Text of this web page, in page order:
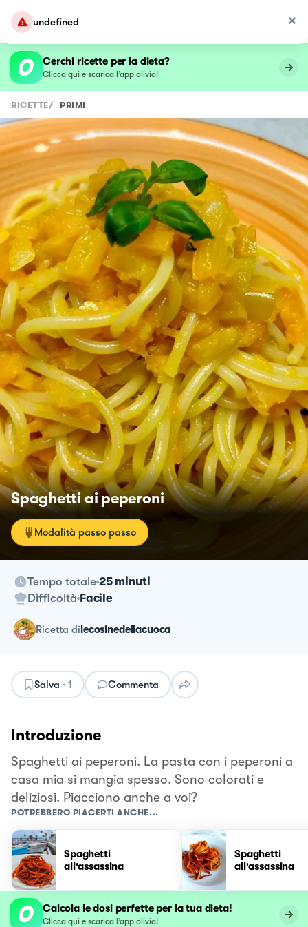
undefined
Cerchi ricette per la dieta?
Clicca qui e scarica l’app olivia!
RICETTE/ PRIMI
Spaghetti ai peperoni
Modalità passo passo
Tempo totale 25 minuti
Difficoltà Facile
ricetta dilecosinedellacuoca
Salva · 1 Commenta
Introduzione
Spaghetti ai peperoni. La pasta con i peperoni a
casa mia si mangia spesso. Sono colorati e
deliziosi. Piacciono anche a voi?
POTREBBERO PIACERTI ANCHE...
Spaghetti
all'assassina
Spaghetti
all'assassina
Calcola le dosi perfette per la tua dieta!
Clicca qui e scarica l’app olivia!